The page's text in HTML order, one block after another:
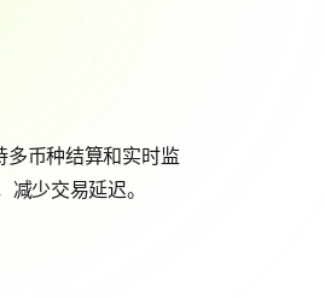
币种结算和实时监
少交易延迟。